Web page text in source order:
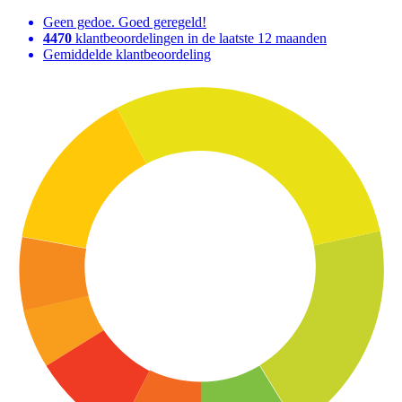
Geen gedoe. Goed geregeld!
4470 klantbeoordelingen in de laatste 12 maanden
Gemiddelde klantbeoordeling